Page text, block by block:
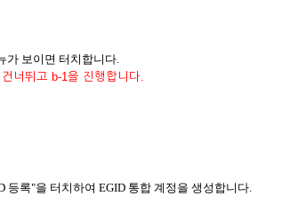
가 보이면 터치합니다.
너뛰고 b-1을 진행합니다.
등록"을 터치하여 EGID 통합 계정을 생성합니다.